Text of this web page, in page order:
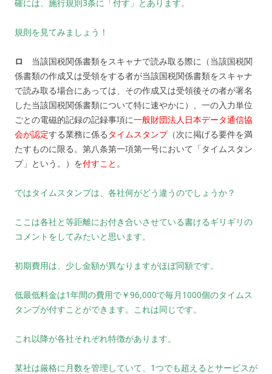
確には、施行規則3条に「付す」とあります。
規則を見てみましょう！
ロ
当該国税関係書類をスキャナで読み取る際に（当該国税関
係書類の作成又は受領をする者が当該国税関係書類をスキャナ
で読み取る場合にあっては、その作成又は受領後その者が署名
した当該国税関係書類について特に速やかに）、一の入力単位
ごとの電磁的記録の記録事項に一般財団法人日本データ通信協
会が認定する業務に係る タイムスタンプ（次に掲げる要件を満
たすものに限る。第八条第一項第一号において「タイムスタン
プ」という。）を付すこと 。
ではタイムスタンプは、各社何がどう違うのでしょうか？
ここは各社と等距離にお付き合いさせている書けるギリギリの
コメントをしてみたいと思います。
初期費用は、少し金額が異なりますがほぼ同額です。
低最低料金は1年間の費用で￥96,000で毎月1000個のタイムス
タンプが付すことができます。これは同じです。
これ以降が各社それぞれ特徴があります。
某社は厳格に月数を管理していて、1つでも超えるとサービスが